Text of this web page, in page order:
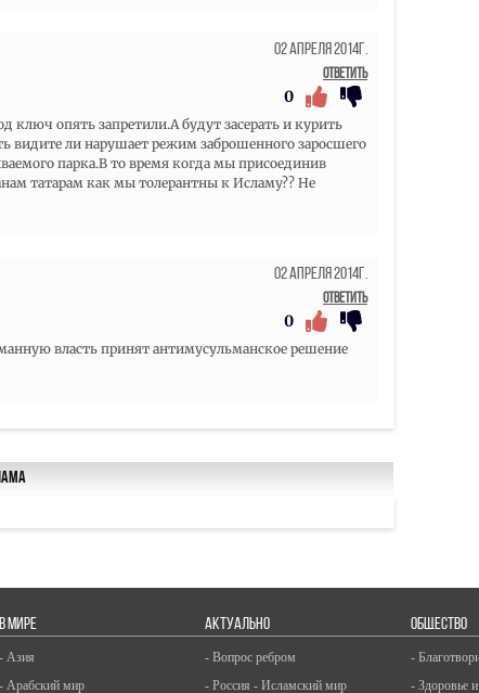
02 Апреля 2014г.
Ответить
0
ключ опять запретили.А будут засерать и курить
видите ли нарушает режим заброшенного заросшего
парка.В то время когда мы присоединив
татарам как мы толерантны к Исламу?? Не
02 Апреля 2014г.
Ответить
0
власть принят антимусульманское решение
В МИРЕ
- Азия
- Арабский мир
АКТУАЛЬНО
- Вопрос ребром
- Россия - Исламский мир
ОБЩЕСТВО
-
- Здоровье